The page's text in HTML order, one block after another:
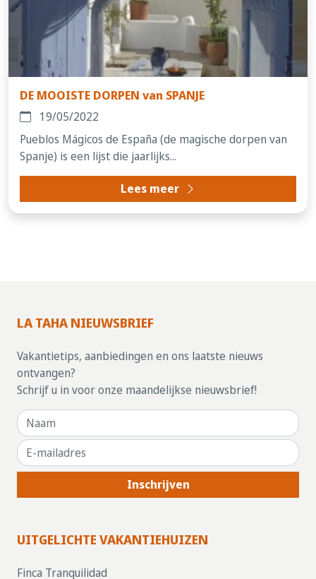
DE MOOISTE DORPEN van SPANJE
19/05/2022
Pueblos Mágicos de España (de magische dorpen van
Spanje) is een lijst die jaarlijks...
Lees meer
LA TAHA NIEUWSBRIEF
Vakantietips, aanbiedingen en ons laatste nieuws
ontvangen?
Schrijf u in voor onze maandelijkse nieuwsbrief!
Inschrijven
UITGELICHTE VAKANTIEHUIZEN
Finca Tranquilidad